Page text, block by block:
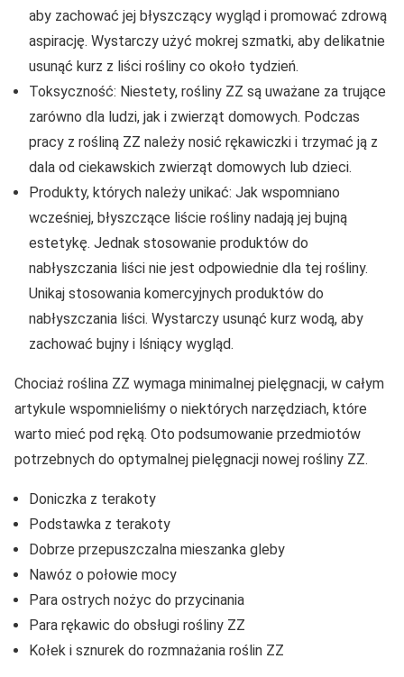
aby zachować jej błyszczący wygląd i promować zdrową
aspirację. Wystarczy użyć mokrej szmatki, aby delikatnie
usunąć kurz z liści rośliny co około tydzień.
Toksyczność: Niestety, rośliny ZZ są uważane za trujące
zarówno dla ludzi, jak i zwierząt domowych. Podczas
pracy z rośliną ZZ należy nosić rękawiczki i trzymać ją z
dala od ciekawskich zwierząt domowych lub dzieci.
Produkty, których należy unikać: Jak wspomniano
wcześniej, błyszczące liście rośliny nadają jej bujną
estetykę. Jednak stosowanie produktów do
nabłyszczania liści nie jest odpowiednie dla tej rośliny.
Unikaj stosowania komercyjnych produktów do
nabłyszczania liści. Wystarczy usunąć kurz wodą, aby
zachować bujny i lśniący wygląd.
Chociaż roślina ZZ wymaga minimalnej pielęgnacji, w całym
artykule wspomnieliśmy o niektórych narzędziach, które
warto mieć pod ręką. Oto podsumowanie przedmiotów
potrzebnych do optymalnej pielęgnacji nowej rośliny ZZ.
Doniczka z terakoty
Podstawka z terakoty
Dobrze przepuszczalna mieszanka gleby
Nawóz o połowie mocy
Para ostrych nożyc do przycinania
Para rękawic do obsługi rośliny ZZ
Kołek i sznurek do rozmnażania roślin ZZ